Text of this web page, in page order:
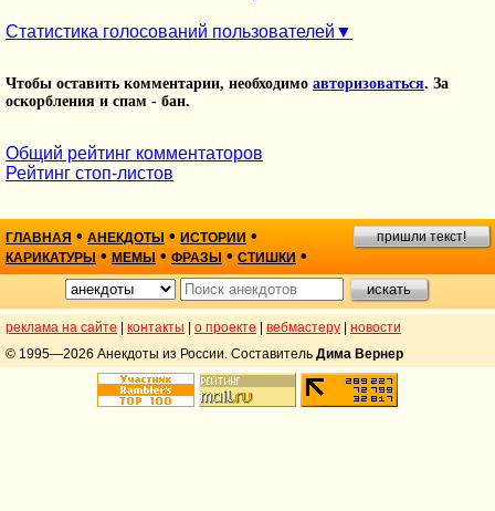
Статистика голосований пользователей
Чтобы оставить комментарии, необходимо авторизоваться. За
оскорбления и спам - бан.
Общий рейтинг комментаторов
Рейтинг стоп-листов
ГЛАВНАЯ • АНЕКДОТЫ • ИСТОРИИ •
КАРИКАТУРЫ • МЕМЫ • ФРАЗЫ • СТИШКИ •
пришли текст!
реклама на сайте контакты о проекте вебмастеру
новости
© 1995—2026 Анекдоты из России. Составитель Дима Вернер